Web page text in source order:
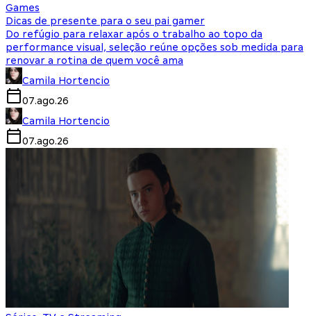
Games
Dicas de presente para o seu pai gamer
Do refúgio para relaxar após o trabalho ao topo da
performance visual, seleção reúne opções sob medida para
renovar a rotina de quem você ama
Camila Hortencio
07.ago.26
Camila Hortencio
07.ago.26